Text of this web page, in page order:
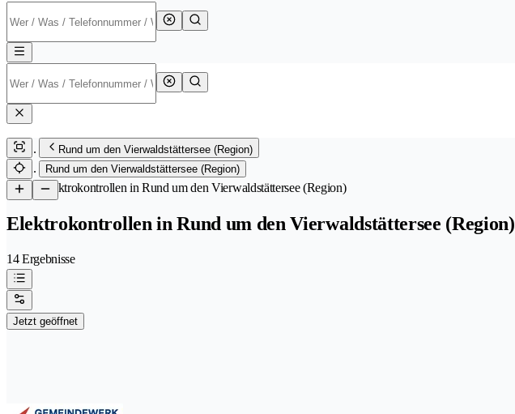
Rund um den Vierwaldstättersee (Region)
Rund um den Vierwaldstättersee (Region)
/Elektrokontrollen in Rund um den Vierwaldstättersee (Region)
Elektrokontrollen in Rund um den Vierwaldstättersee (Region)
14 Ergebnisse
Jetzt geöffnet